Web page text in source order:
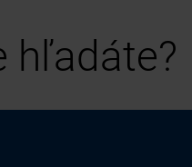
hľadáte?